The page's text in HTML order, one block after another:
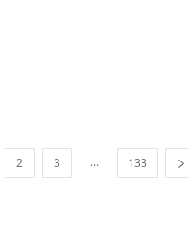
2 3 ... 133